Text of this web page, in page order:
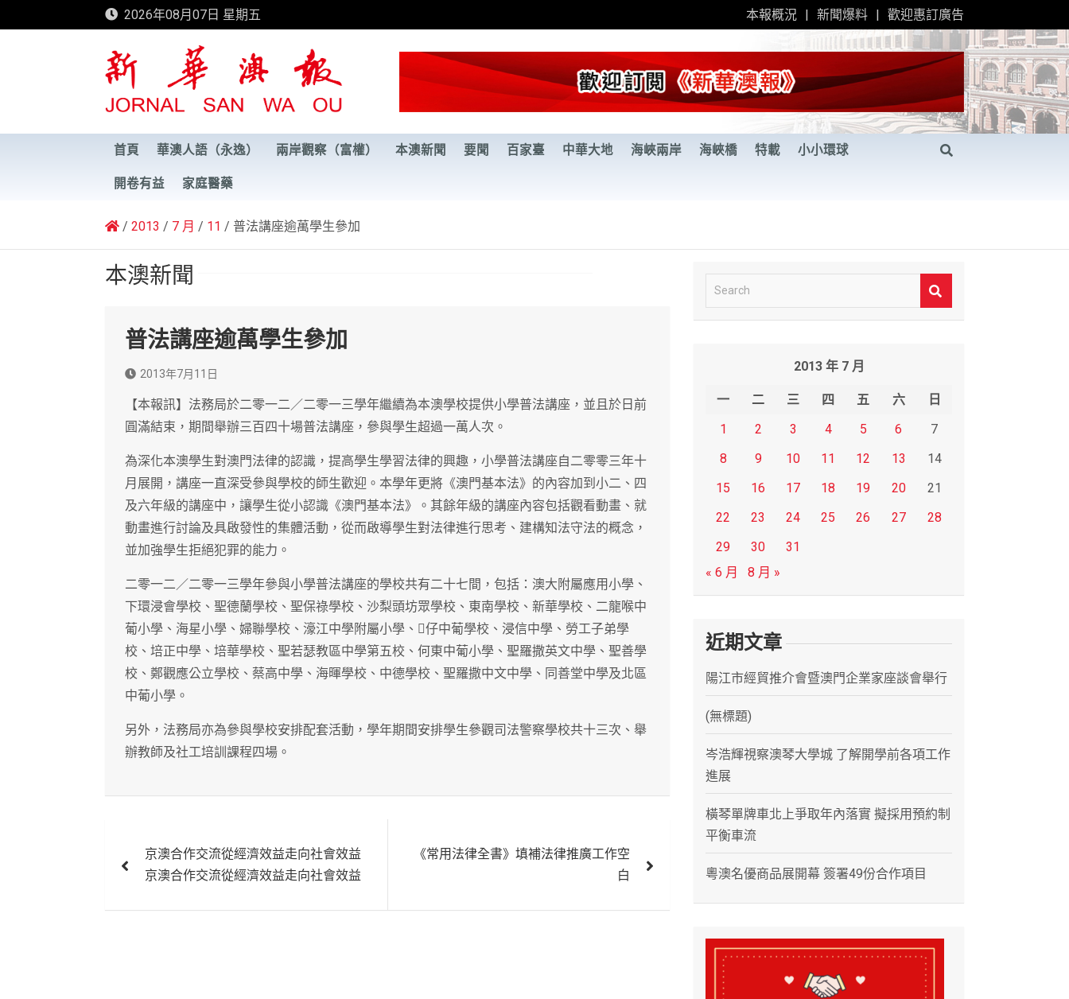
to
2026年08月07日 星期五 本報概況 新聞爆料 歡迎惠訂廣告
新華澳報
首頁 華澳人語（永逸） 兩岸觀察（富權） 本澳新聞 要聞 百家臺 中華大地 海峽兩岸 海峽橋 特載 小小環球
開卷有益 家庭醫藥
2013 7 月 11 普法講座逾萬學生參加
本澳新聞
普法講座逾萬學生參加
2013年7月11日
【本報訊】法務局於二零一二／二零一三學年繼續為本澳學校提供小學普法講座，並且於日前
圓滿結束，期間舉辦三百四十場普法講座，參與學生超過一萬人次。
為深化本澳學生對澳門法律的認識，提高學生學習法律的興趣，小學普法講座自二零零三年十
月展開，講座一直深受參與學校的師生歡迎。本學年更將《澳門基本法》的內容加到小二、四
及六年級的講座中，讓學生從小認識《澳門基本法》。其餘年級的講座內容包括觀看動畫、就
動畫進行討論及具啟發性的集體活動，從而啟導學生對法律進行思考、建構知法守法的概念，
並加強學生拒絕犯罪的能力。
二零一二／二零一三學年參與小學普法講座的學校共有二十七間，包括：澳大附屬應用小學、
下環浸會學校、聖德蘭學校、聖保祿學校、沙梨頭坊眾學校、東南學校、新華學校、二龍喉中
葡小學、海星小學、婦聯學校、濠江中學附屬小學、仔中葡學校、浸信中學、勞工子弟學
校、培正中學、培華學校、聖若瑟教區中學第五校、何東中葡小學、聖羅撒英文中學、聖善學
校、鄭觀應公立學校、蔡高中學、海暉學校、中德學校、聖羅撒中文中學、同善堂中學及北區
中葡小學。
另外，法務局亦為參與學校安排配套活動，學年期間安排學生參觀司法警察學校共十三次、舉
辦教師及社工培訓課程四場。
章
京澳合作交流從經濟效益走向社會效益
京澳合作交流從經濟效益走向社會效益
《常用法律全書》填補法律推廣工作空
白
e
2013 年 7 月
一 二 三 四 五 六
日
1
2 3 4 5 6
7
8
9 10 11 12 13
14
15
16 17 18 19 20
21
22
23 24 25 26 27
28
29
30
31
« 6 月
8 月 »
近期文章
陽江市經貿推介會暨澳門企業家座談會舉行
(無標題)
岑浩輝視察澳琴大學城 了解開學前各項工作
進展
橫琴單牌車北上爭取年內落實 擬採用預約制
平衡車流
粵澳名優商品展開幕 簽署49份合作項目